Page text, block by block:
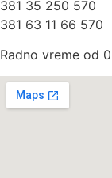
381 35 250 570
381 63 11 66 570
Radno vreme od